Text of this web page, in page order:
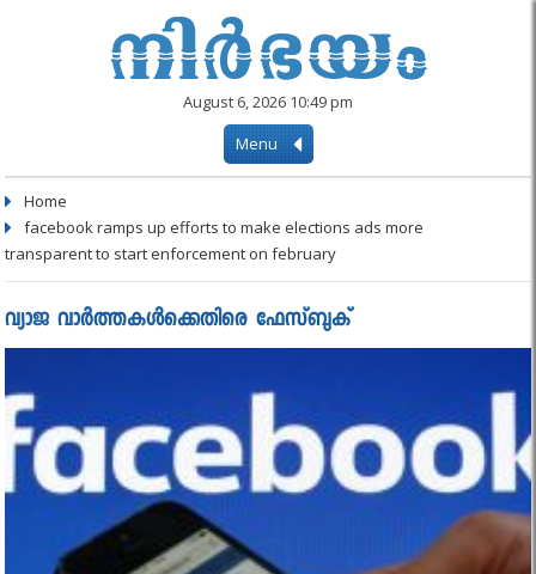
August 6, 2026 10:49 pm
Menu
Home
facebook ramps up efforts to make elections ads more
transparent to start enforcement on february
വ്യാജ വാർത്തകൾക്കെതിരെ ഫേസ്ബുക്